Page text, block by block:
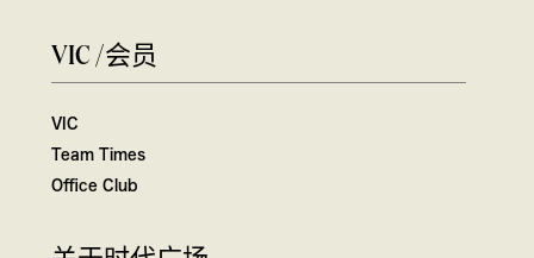
VIC /会员
VIC
Team Times
Office Club